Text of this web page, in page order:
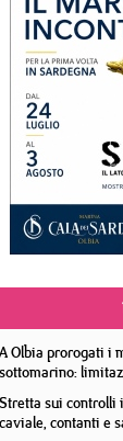
A Olbia prorogati i
sottomarino:
Stretta sui controlli
caviale, contanti e